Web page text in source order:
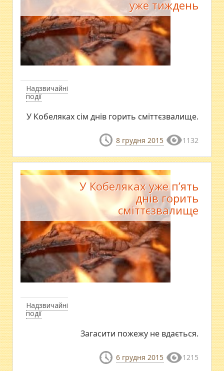
Надзвичайні
події
уже тиждень
У Кобеляках сім днів горить сміттєзвалище.
8 грудня 2015 1132
Надзвичайні
події
У Кобеляках уже п’ять
днів горить
сміттєзвалище
Загасити пожежу не вдається.
6 грудня 2015 1215